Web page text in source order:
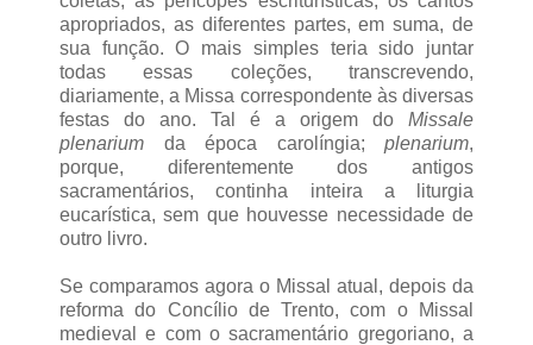
apropriados, as diferentes partes, em suma, de
sua função. O mais simples teria sido juntar
todas essas coleções, transcrevendo,
diariamente, a Missa correspondente às diversas
festas do ano. Tal é a origem do Missale
plenarium da época carolíngia; plenarium,
porque, diferentemente dos antigos
sacramentários, continha inteira a liturgia
eucarística, sem que houvesse necessidade de
outro livro.
Se comparamos agora o Missal atual, depois da
reforma do Concílio de Trento, com o Missal
medieval e com o sacramentário gregoriano, a